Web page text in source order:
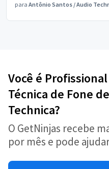
para Antônio Santos /Audio
Você é
Técnica de Fone
Technica?
O GetNinjas recebe
por mês e pode